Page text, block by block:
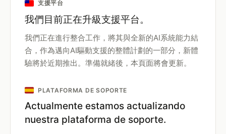
支援平台
我們目前正在升級支援平台。
我們正在進行整合工作，將其與全新的AI系統能力結
合，作為邁向AI驅動支援的整體計劃的一部分，新體
驗將於近期推出。準備就緒後，本頁面將會更新。
PLATAFORMA DE SOPORTE
Actualmente estamos actualizando
nuestra plataforma de soporte.